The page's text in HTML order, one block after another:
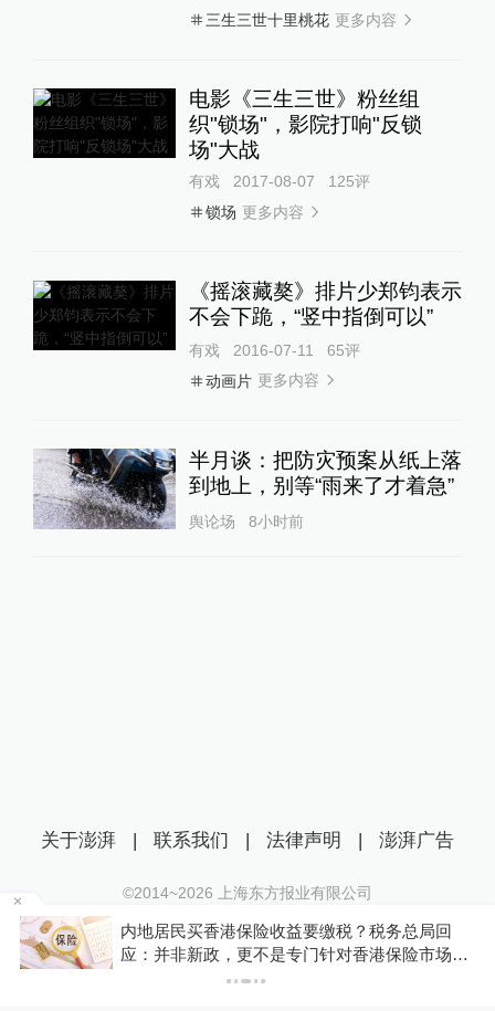
三生三世十里桃花 更多内容
电影《三生三世》粉丝组
织"锁场"，影院打响"反锁
场"大战
有戏 2017-08-07 125评
锁场 更多内容
《摇滚藏獒》排片少郑钧表示
不会下跪，“竖中指倒可以”
有戏 2016-07-11 65评
动画片 更多内容
半月谈：把防灾预案从纸上落
到地上，别等“雨来了才着急”
舆论场 8小时前
内地居民买香港保险收益要缴税？税务总局回
应：并非新政，更不是专门针对香港保险市场，
关于澎湃 | 联系我们 | 法律声明 | 澎湃广告
©2014~2026 上海东方报业有限公司
沪ICP证：沪B2-20170116 | 沪ICP备14003370号
互联网新闻信息服务许可证：31120170006
沪公网安备 31010602000299号